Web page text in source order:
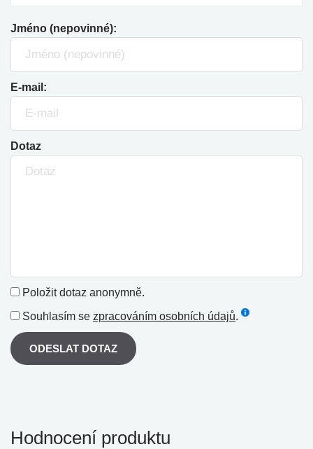
Jméno (nepovinné):
E-mail:
Dotaz
Položit dotaz anonymně.
Souhlasím se zpracováním osobních údajů.
ODESLAT DOTAZ
Hodnocení produktu